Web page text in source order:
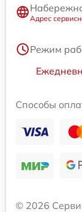
Адрес
Режим
Способы
© 2026